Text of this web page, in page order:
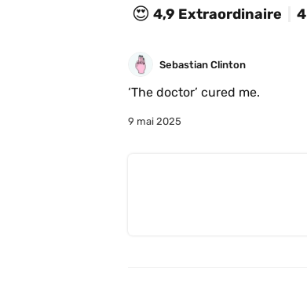
😍 4,9 Extraordinaire
Sebastian Clinton
9 mai 2025